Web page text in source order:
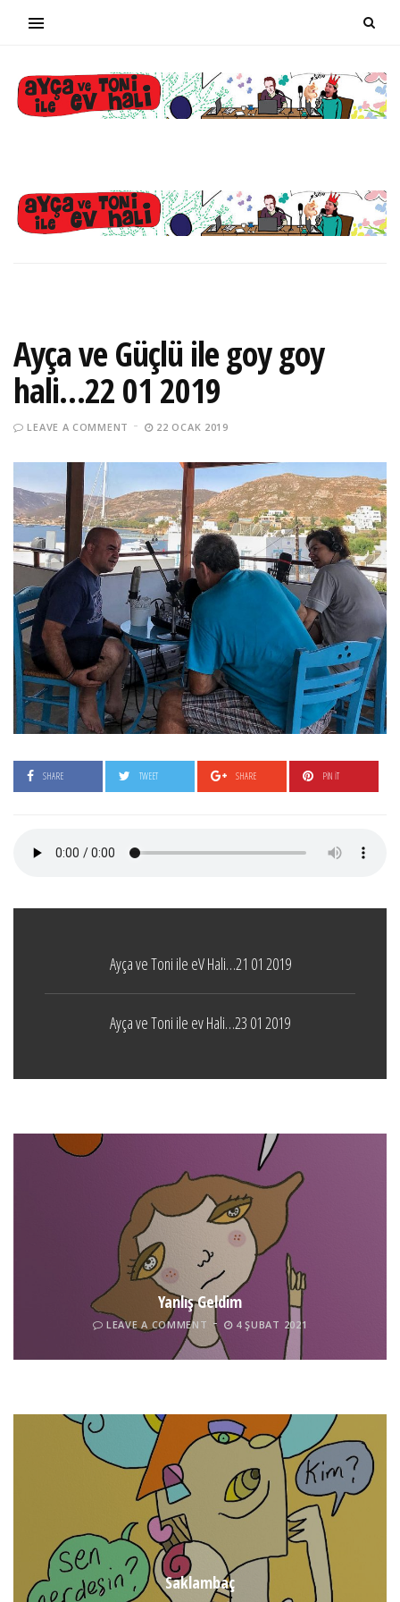
Ayça ve Güçlü ile goy goy
hali…22 01 2019
LEAVE A COMMENT 22 OCAK 2019
SHARE TWEET SHARE PIN IT
Ayça ve Toni ile eV Hali…21 01 2019
Ayça ve Toni ile ev Hali…23 01 2019
Yanlış Geldim
LEAVE A COMMENT 4 ŞUBAT 2021
Tel İnsan
LEAVE A COMMENT 4 ŞUBAT 2021
Saklambaç